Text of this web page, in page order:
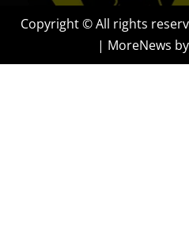
Copyright © All rights
| MoreNews